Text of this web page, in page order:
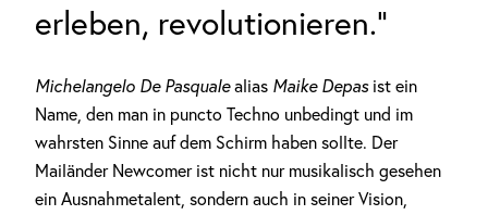
erleben, revolutionieren.“
Michelangelo De Pasqualealias Maike Depasist ein
Name, den man in puncto Techno unbedingt und im
wahrsten Sinne auf dem Schirm haben sollte. Der
Mailänder Newcomer ist nicht nur musikalisch gesehen
ein Ausnahmetalent, sondern auch in seiner Vision,